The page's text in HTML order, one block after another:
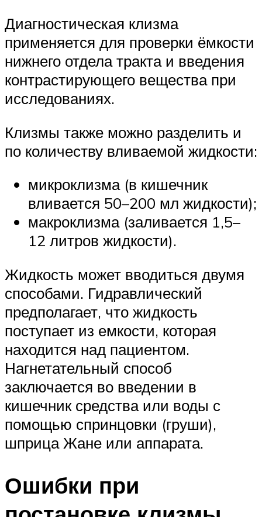
Диагностическая клизма
применяется для проверки ёмкости
нижнего отдела тракта и введения
контрастирующего вещества при
исследованиях.
Клизмы также можно разделить и
по количеству вливаемой жидкости:
микроклизма (в кишечник
вливается 50–200 мл жидкости);
макроклизма (заливается 1,5–
12 литров жидкости).
Жидкость может вводиться двумя
способами. Гидравлический
предполагает, что жидкость
поступает из емкости, которая
находится над пациентом.
Нагнетательный способ
заключается во введении в
кишечник средства или воды с
помощью спринцовки (груши),
шприца Жане или аппарата.
Ошибки при